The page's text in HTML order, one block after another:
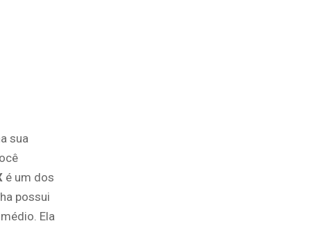
sua
é um dos
possui
Ela